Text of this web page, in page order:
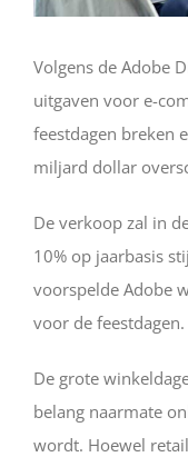
Volgens de Adobe
uitgaven voor e-
feestdagen breken
miljard dollar
De verkoop zal in
10% op jaarbasis
voorspelde Adobe
voor de feestdagen.
De grote
belang naarmate
wordt. Hoewel